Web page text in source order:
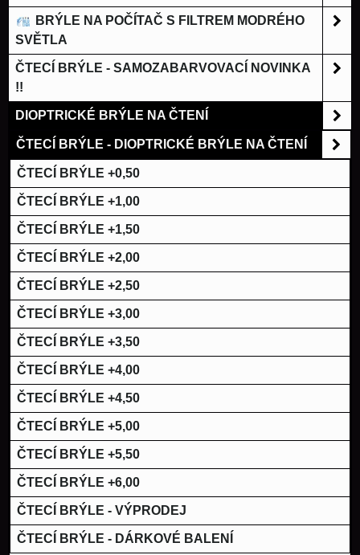
BRÝLE NA POČÍTAČ S FILTREM MODRÉHO
SVĚTLA
ČTECÍ BRÝLE - SAMOZABARVOVACÍ NOVINKA
!!
DIOPTRICKÉ BRÝLE NA ČTENÍ
ČTECÍ BRÝLE - DIOPTRICKÉ BRÝLE NA ČTENÍ
ČTECÍ BRÝLE +0,50
ČTECÍ BRÝLE +1,00
ČTECÍ BRÝLE +1,50
ČTECÍ BRÝLE +2,00
ČTECÍ BRÝLE +2,50
ČTECÍ BRÝLE +3,00
ČTECÍ BRÝLE +3,50
ČTECÍ BRÝLE +4,00
ČTECÍ BRÝLE +4,50
ČTECÍ BRÝLE +5,00
ČTECÍ BRÝLE +5,50
ČTECÍ BRÝLE +6,00
ČTECÍ BRÝLE - VÝPRODEJ
ČTECÍ BRÝLE - DÁRKOVÉ BALENÍ